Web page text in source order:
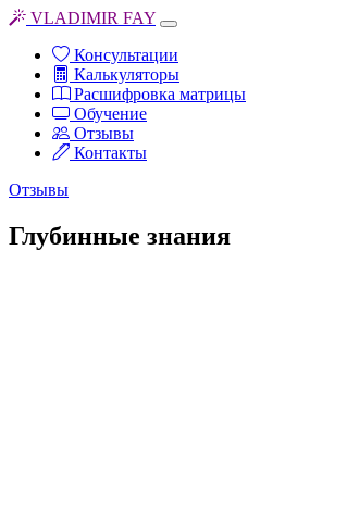
VLADIMIR FAY
Консультации
Калькуляторы
Расшифровка матрицы
Обучение
Отзывы
Контакты
Отзывы
Глубинные знания